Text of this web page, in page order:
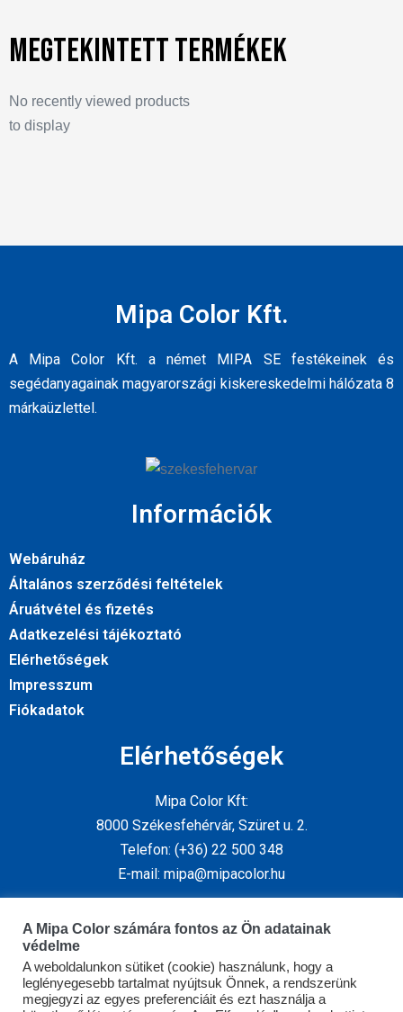
Megtekintett termékek
No recently viewed products
to display
Mipa Color Kft.
A Mipa Color Kft. a német MIPA SE festékeinek és
segédanyagainak magyarországi kiskereskedelmi hálózata 8
márkaüzlettel.
Információk
Webáruház
Általános szerződési feltételek
Áruátvétel és fizetés
Adatkezelési tájékoztató
Elérhetőségek
Impresszum
Fiókadatok
Elérhetőségek
Mipa Color Kft:
8000 Székesfehérvár, Szüret u. 2.
Telefon: (+36) 22 500 348
E-mail: mipa@mipacolor.hu
Kövess minket
A Mipa Color számára fontos az Ön adatainak
védelme
A weboldalunkon sütiket (cookie) használunk, hogy a
leglényegesebb tartalmat nyújtsuk Önnek, a rendszerünk
megjegyzi az egyes preferenciáit és ezt használja a